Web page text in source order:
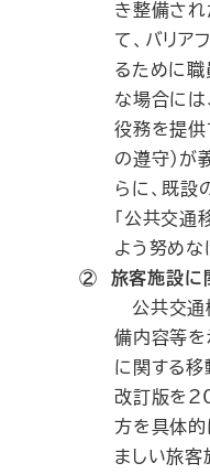
き整備さ
て、バリア
るために
な場合には
役務を提供
の遵守）が
らに、既設
「公共交通
よう努めな
② 旅客施設に
公共交通
備内容等を
に関する移
改訂版を
方を具体的
ましい旅客